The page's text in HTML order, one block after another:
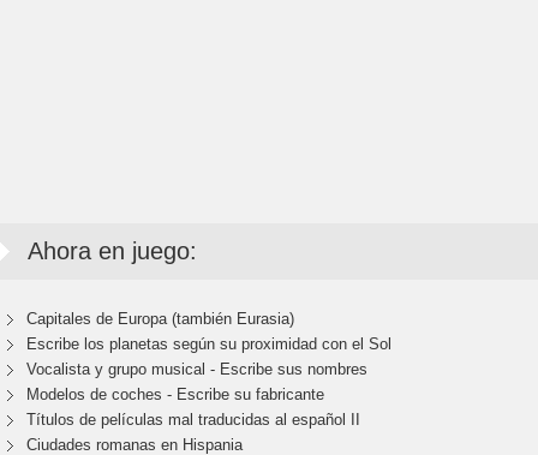
Ahora en juego:
Capitales de Europa (también Eurasia)
Escribe los planetas según su proximidad con el Sol
Vocalista y grupo musical - Escribe sus nombres
Modelos de coches - Escribe su fabricante
Títulos de películas mal traducidas al español II
Ciudades romanas en Hispania